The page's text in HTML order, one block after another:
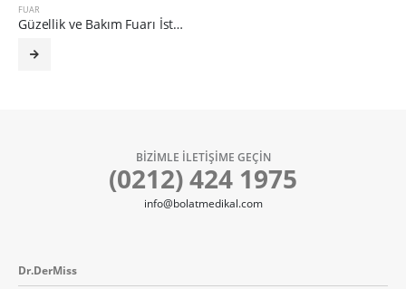
FUAR
Güzellik ve Bakım Fuarı İstanbul 2023
BİZİMLE İLETİŞİME GEÇİN
(0212) 424 1975
info@bolatmedikal.com
Dr.DerMiss